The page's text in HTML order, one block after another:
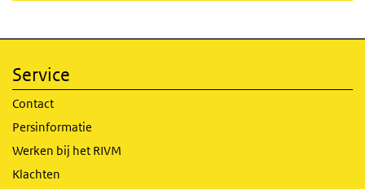
Service
Contact
Persinformatie
Werken bij het RIVM
Klachten